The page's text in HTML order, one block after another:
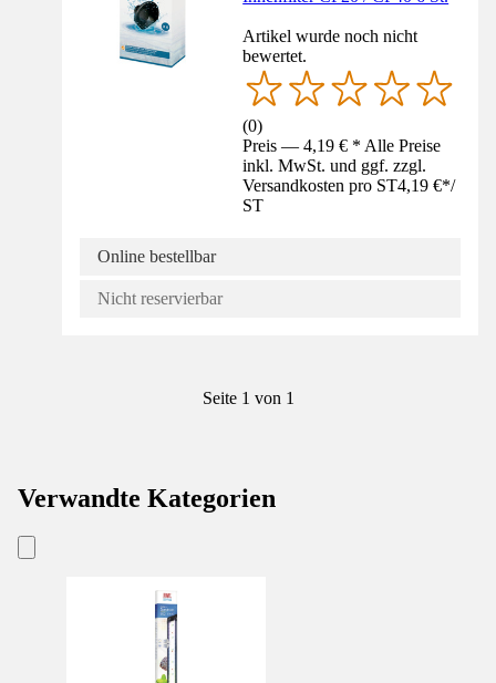
Artikel wurde noch nicht
bewertet.
(0)
Preis — 4,19 € * Alle Preise
inkl. MwSt. und ggf. zzgl.
Versandkosten pro ST4,19 €*/
ST
Online bestellbar
Nicht reservierbar
Seite 1 von 1
Verwandte Kategorien